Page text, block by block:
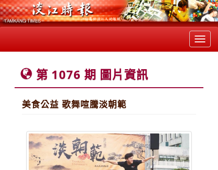
第 1076 期 圖片資訊
美食公益 歌舞喧騰淡朝範